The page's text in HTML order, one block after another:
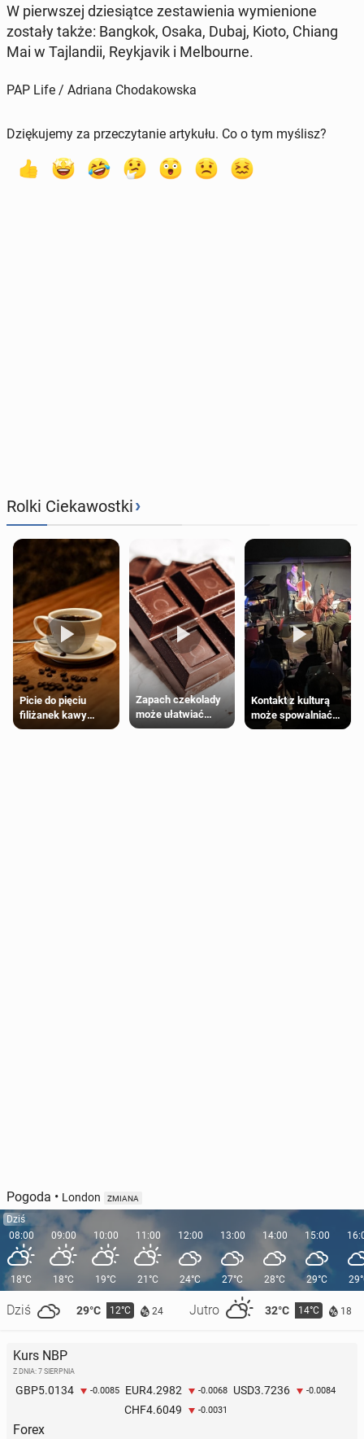
W pierw­szej dzie­siąt­ce ze­sta­wie­nia wy­mie­nio­ne
zostały także: Bangkok, Osaka, Dubaj, Kioto, Chiang
Mai w Taj­lan­dii, Rey­kja­vik i Mel­bo­ur­ne.
PAP Life / Adriana Chodakowska
Dziękujemy za przeczytanie artykułu. Co o tym myślisz?
Rolki Ciekawostki›
Picie do pięciu
filiżanek kawy
dziennie jest
Zapach czekolady
może ułatwiać
trening siłowy
Kontakt z kulturą
może spowalniać
starzenie
Pogoda • London ZMIANA
Dziś
08:00
18°C
Dziś 29°C 12°C 24 Jutro 32°C 14°C 18
09:00
18°C
10:00
19°C
11:00
21°C
12:00
24°C
13:00
27°C
14:00
28°C
15:00
29°C
Kurs NBP
Z DNIA: 7 SIERPNIA
GBP5.0134 -0.0085 EUR4.2982 -0.0068 USD3.7236 -0.0084
CHF4.6049 -0.0031
Forex